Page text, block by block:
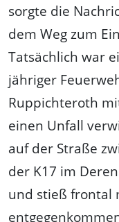
sorgte die
dem Weg zum
Tatsächlich war
jähriger
Ruppichteroth
einen Unfall
auf der Straße
der K17 im
und stieß frontal